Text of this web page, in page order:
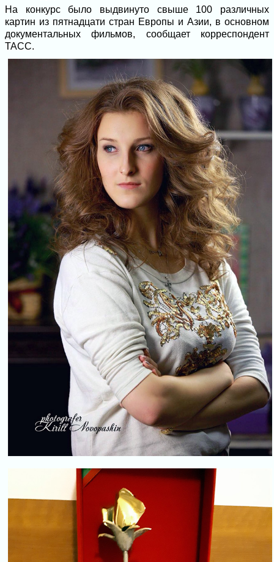
На конкурс было выдвинуто свыше 100 различных
картин из пятнадцати стран Европы и Азии, в основном
документальных фильмов, сообщает корреспондент
ТАСС.